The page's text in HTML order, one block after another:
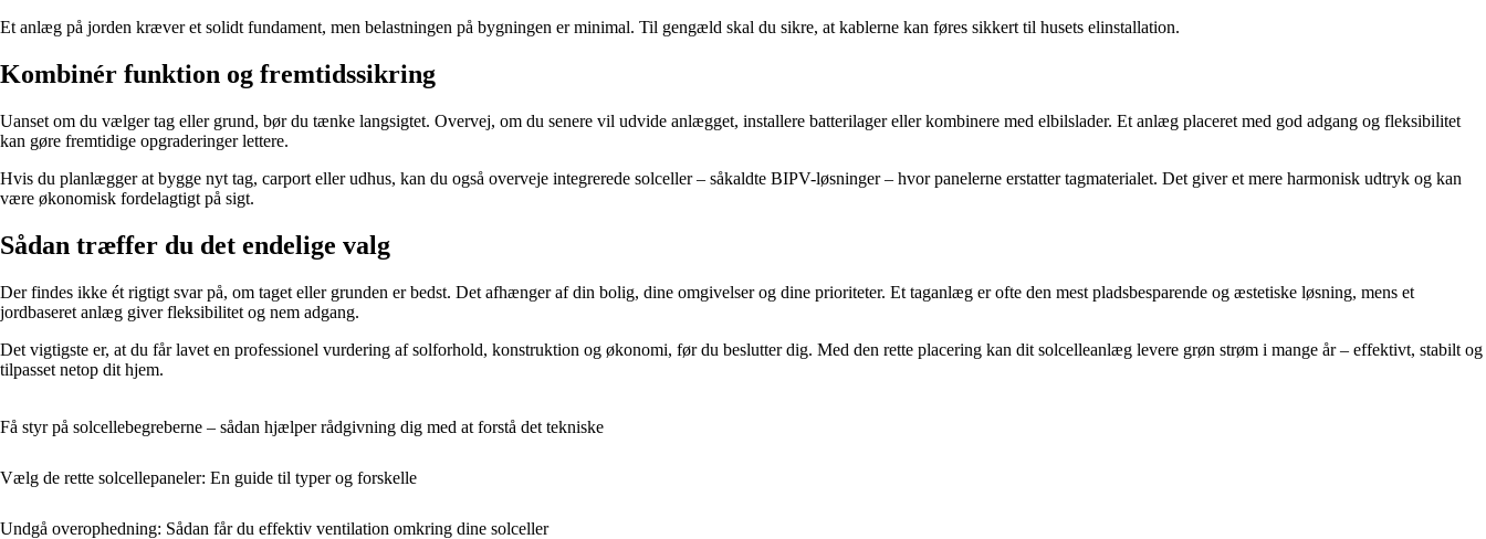
Et anlæg på jorden kræver et solidt fundament, men belastningen på bygningen er minimal. Til gengæld skal du sikre, at kablerne kan føres sikkert til husets elinstallation.
Kombinér funktion og fremtidssikring
Uanset om du vælger tag eller grund, bør du tænke langsigtet. Overvej, om du senere vil udvide anlægget, installere batterilager eller kombinere med elbilslader. Et anlæg placeret med god adgang og fleksibilitet
kan gøre fremtidige opgraderinger lettere.
Hvis du planlægger at bygge nyt tag, carport eller udhus, kan du også overveje integrerede solceller – såkaldte BIPV-løsninger – hvor panelerne erstatter tagmaterialet. Det giver et mere harmonisk udtryk og kan
være økonomisk fordelagtigt på sigt.
Sådan træffer du det endelige valg
Der findes ikke ét rigtigt svar på, om taget eller grunden er bedst. Det afhænger af din bolig, dine omgivelser og dine prioriteter. Et taganlæg er ofte den mest pladsbesparende og æstetiske løsning, mens et
jordbaseret anlæg giver fleksibilitet og nem adgang.
Det vigtigste er, at du får lavet en professionel vurdering af solforhold, konstruktion og økonomi, før du beslutter dig. Med den rette placering kan dit solcelleanlæg levere grøn strøm i mange år – effektivt, stabilt og
tilpasset netop dit hjem.
Få styr på solcellebegreberne – sådan hjælper rådgivning dig med at forstå det tekniske
Vælg de rette solcellepaneler: En guide til typer og forskelle
Undgå overophedning: Sådan får du effektiv ventilation omkring dine solceller